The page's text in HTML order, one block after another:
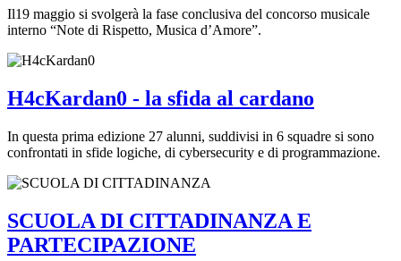
Il19 maggio si svolgerà la fase conclusiva del concorso musicale
interno “Note di Rispetto, Musica d’Amore”.
H4cKardan0 - la sfida al cardano
In questa prima edizione 27 alunni, suddivisi in 6 squadre si sono
confrontati in sfide logiche, di cybersecurity e di programmazione.
SCUOLA DI CITTADINANZA E
PARTECIPAZIONE